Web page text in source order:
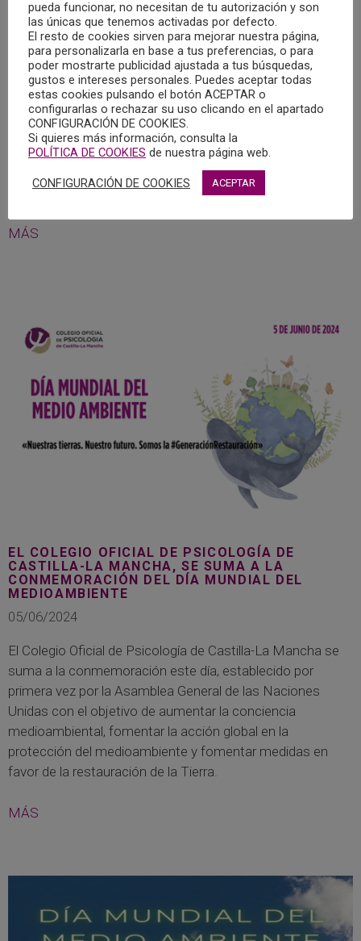
MODELO DE INTERVENCIÓN EN SALUD MENTAL
ANTE GRANDES CATÁSTROFES Y EMERGENCIAS
CLIMÁTICAS
17/12/2024
Según podemos leer en la publicación digital Redacción
Médica, el Grupo Parlamentario Sumar registraba, el
pasado 9 de diciembre, una Proposición No de Ley (PNL)
en el Congreso sobre desarrollo e implantación del modelo
de intervención en salud mental ante grandes catástrofes
y emergencias climáticas.
MÁS
EL COLEGIO OFICIAL DE PSICOLOGÍA DE
CASTILLA-LA MANCHA, SE SUMA A LA
CONMEMORACIÓN DEL DÍA MUNDIAL DEL
MEDIOAMBIENTE
05/06/2024
El Colegio Oficial de Psicología de Castilla-La Mancha se
suma a la conmemoración este día, establecido por
primera vez por la Asamblea General de las Naciones
Unidas con el objetivo de aumentar la conciencia
medioambiental, fomentar la acción global en la
protección del medioambiente y fomentar medidas en
favor de la restauración de la Tierra.
MÁS
pueda funcionar, no necesitan de tu autorización y son
las únicas que tenemos activadas por defecto.
El resto de cookies sirven para mejorar nuestra página,
para personalizarla en base a tus preferencias, o para
poder mostrarte publicidad ajustada a tus búsquedas,
gustos e intereses personales. Puedes aceptar todas
estas cookies pulsando el botón ACEPTAR o
configurarlas o rechazar su uso clicando en el apartado
CONFIGURACIÓN DE COOKIES.
Si quieres más información, consulta la
POLÍTICA DE COOKIES de nuestra página web.
CONFIGURACIÓN DE COOKIES ACEPTAR